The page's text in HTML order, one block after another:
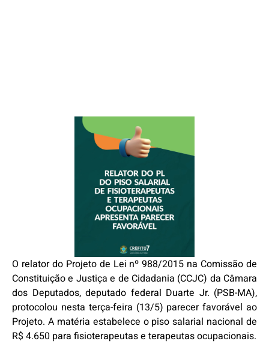
O relator do Projeto de Lei nº 988/2015 na Comissão de
Constituição e Justiça e de Cidadania (CCJC) da Câmara
dos Deputados, deputado federal Duarte Jr. (PSB-MA),
protocolou nesta terça-feira (13/5) parecer favorável ao
Projeto. A matéria estabelece o piso salarial nacional de
R$ 4.650 para fisioterapeutas e terapeutas ocupacionais.